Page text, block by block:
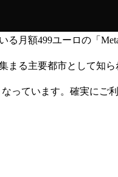
月額499ユーロの「
る主要都市として知
っています。確実にご